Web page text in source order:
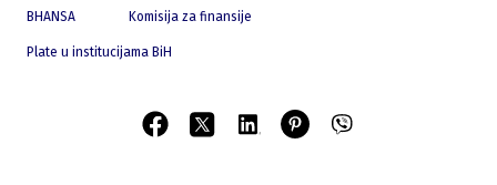
BHANSA Komisija za finansije
Plate u institucijama BiH